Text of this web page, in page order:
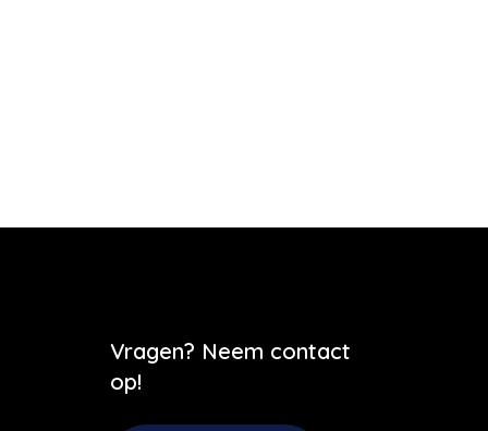
Vragen? Neem contact
op!